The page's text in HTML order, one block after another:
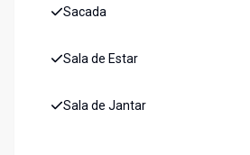
Sacada
Sala de Estar
Sala de Jantar